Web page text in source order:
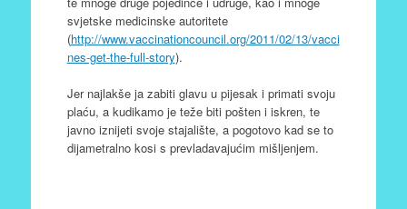
svjetske medicinske autoritete
(http://www.vaccinationcouncil.org/2011/02/13/vacci
nes-get-the-full-story).
Jer najlakše ja zabiti glavu u pijesak i primati svoju
plaću, a kudikamo je teže biti pošten i iskren, te
javno iznijeti svoje stajalište, a pogotovo kad se to
dijametralno kosi s prevladavajućim mišljenjem.